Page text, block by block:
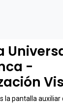
-
la pantalla auxiliar